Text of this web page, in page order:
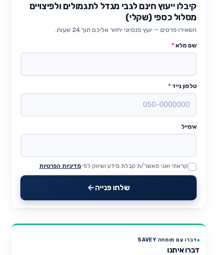
קיבלו ייעוץ חינם לגבי מגדל לתגמולים ולפיצויים
מסלול כספי (שקלי)
השאירו פרטים — יועץ פנסיוני יחזור אליכם תוך 24 שעות.
שם מלא *
טלפון נייד *
אימייל
Website
קראתי ואני מאשר/ת קבלת מידע ושיווק לפי מדיניות הפרטיות
שלחו פנייה
דברו עם מומחה SAVEY
דברו איתנו